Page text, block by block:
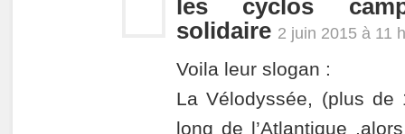
les cyclos
solidaire 2 juin 2015 à 11
Voila leur slogan :
La Vélodyssée, (plus
long de l’Atlantique